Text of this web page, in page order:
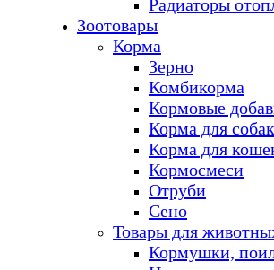
Радиаторы
Зоотовары
Корма
Зерно
Комбикорма
Кормовые
Корма для собак
Корма для
Кормосмеси
Отруби
Сено
Товары для
Кормушки,